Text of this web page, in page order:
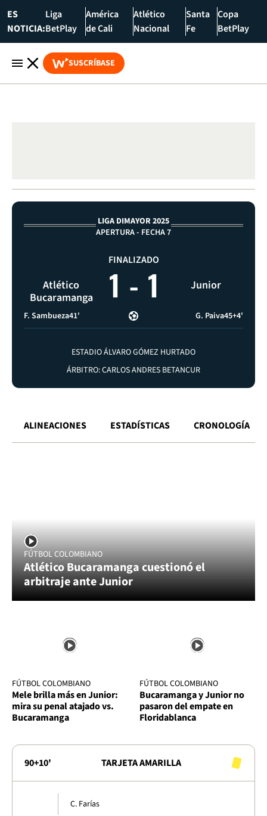
ES
NOTICIA:
Liga
BetPlay
América
de Cali
Atlético
Nacional
Santa
Fe
Copa
BetPlay
SUSCRÍBASE
LIGA DIMAYOR 2025
APERTURA - FECHA 7
Atlético
Bucaramanga
FINALIZADO
1 - 1 Junior
F. Sambueza41' G. Paiva45+4'
ESTADIO ÁLVARO GÓMEZ HURTADO
ÁRBITRO: CARLOS ANDRES BETANCUR
ALINEACIONES ESTADÍSTICAS CRONOLOGÍA
FÚTBOL COLOMBIANO
Atlético Bucaramanga cuestionó el
arbitraje ante Junior
FÚTBOL COLOMBIANO
Mele brilla más en Junior:
mira su penal atajado vs.
Bucaramanga
FÚTBOL COLOMBIANO
Bucaramanga y Junior no
pasaron del empate en
Floridablanca
90+10' TARJETA AMARILLA
C. Farías